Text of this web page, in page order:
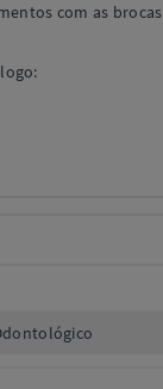
com as brocas